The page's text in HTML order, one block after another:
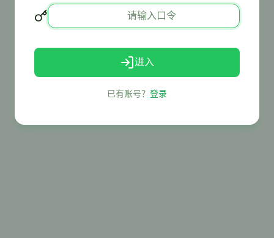
进入
已有账号？ 登录